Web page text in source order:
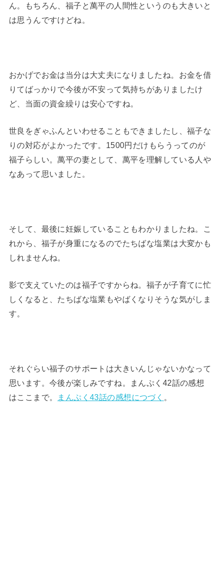
ん。もちろん、福子と萬平の人間性というのも大きいと
は思うんですけどね。
おかげでお金は当分は大丈夫になりましたね。お金を借
りてばっかりで今後が不安って気持ちがありましたけ
ど、当面の資金繰りは安心ですね。
世良をぎゃふんといわせることもできましたし、福子な
りの対応がよかったです。1500円だけもらうってのが
福子らしい。萬平の妻として、萬平を理解している人や
なあって思いました。
そして、最後に妊娠していることもわかりましたね。こ
れから、福子が身重になるのでたちばな塩業は大変かも
しれませんね。
影で支えていたのは福子ですからね。福子が子育てに忙
しくなると、たちばな塩業もやばくなりそうな気がしま
す。
それぐらい福子のサポートは大きいんじゃないかなって
思います。今後が楽しみですね。まんぷく42話の感想
はここまで。
まんぷく43話の感想につづく 。